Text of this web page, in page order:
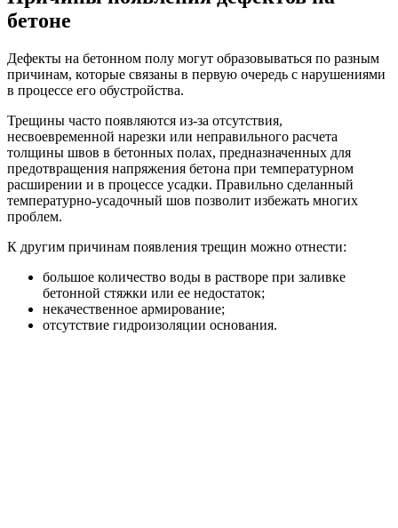
бетоне
Дефекты на бетонном полу могут образовываться по разным
причинам, которые связаны в первую очередь с нарушениями
в процессе его обустройства.
Трещины часто появляются из-за отсутствия,
несвоевременной нарезки или неправильного расчета
толщины швов в бетонных полах, предназначенных для
предотвращения напряжения бетона при температурном
расширении и в процессе усадки. Правильно сделанный
температурно-усадочный шов позволит избежать многих
проблем.
К другим причинам появления трещин можно отнести:
большое количество воды в растворе при заливке
бетонной стяжки или ее недостаток;
некачественное армирование;
отсутствие гидроизоляции основания.